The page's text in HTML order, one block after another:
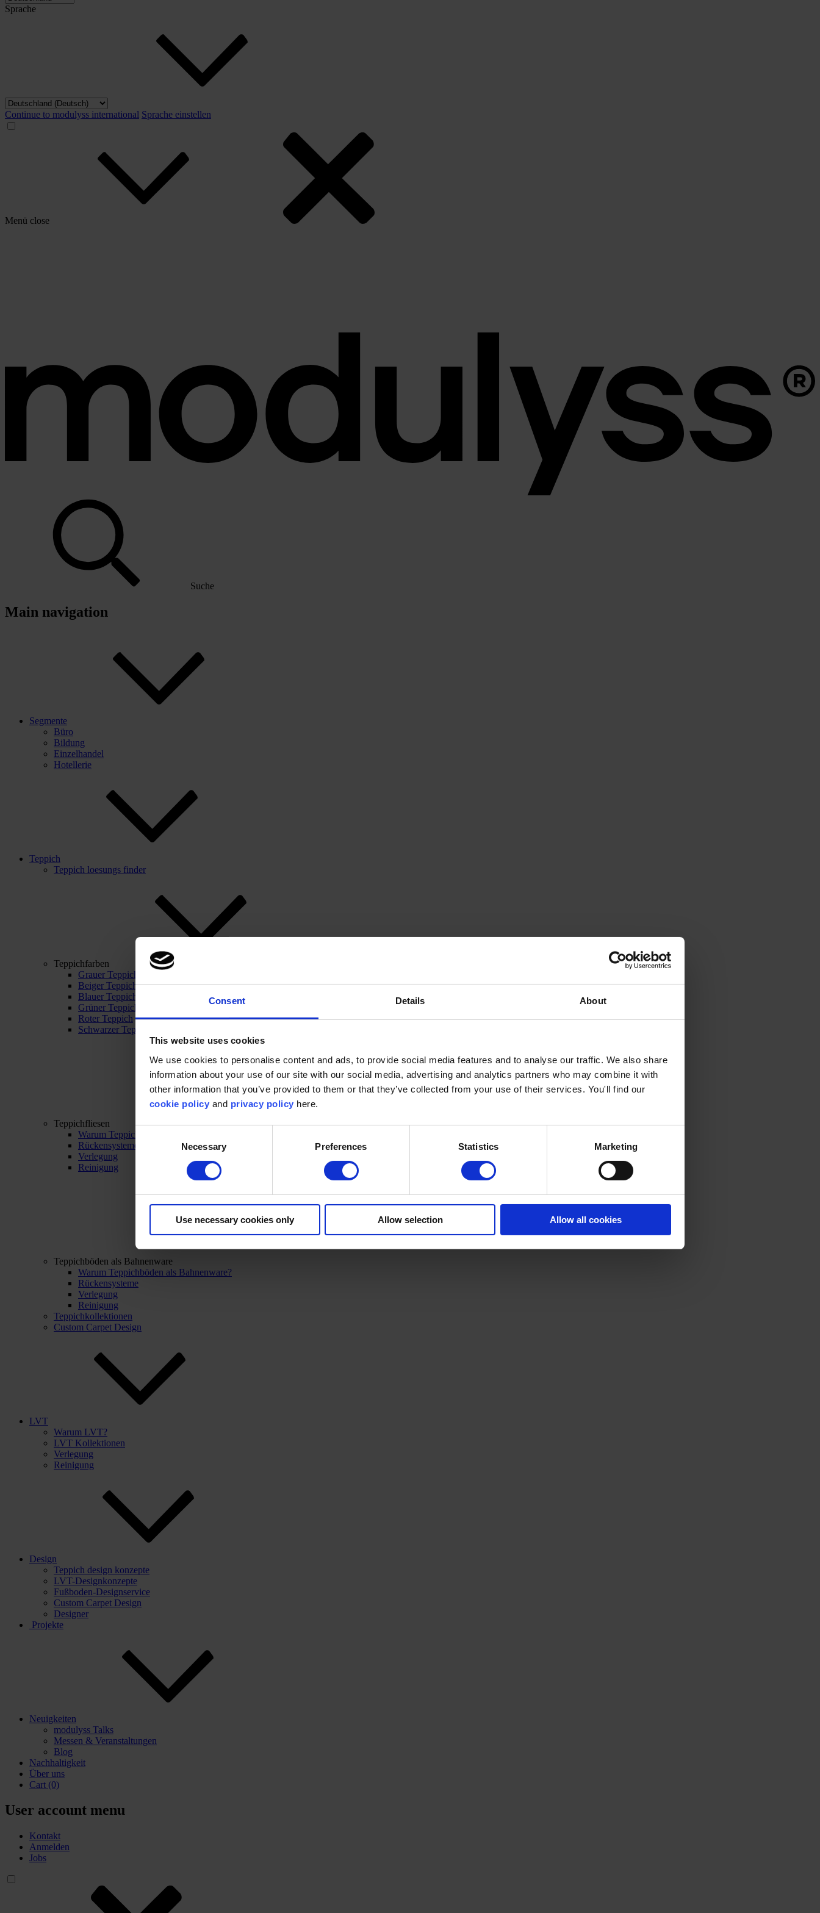
Consent Details About
This website uses cookies
We use cookies to personalise content and ads, to provide social media features and to analyse our traffic. We also share
information about your use of our site with our social media, advertising and analytics partners who may combine it with
other information that you’ve provided to them or that they’ve collected from your use of their services. You'll find our
cookie policy and privacy policy here.
Selection
Necessary Preferences Statistics Marketing
Use necessary cookies only Allow selection Allow all cookies
Sprache
Continue to modulyss international Sprache einstellen
Menü close
Suche
Main navigation
Segmente
Büro
Bildung
Einzelhandel
Hotellerie
Teppich
Teppich loesungs finder
Teppichfarben
Grauer Teppich
Beiger Teppich
Blauer Teppich
Grüner Teppich
Roter Teppich
Schwarzer Teppich
Teppichfliesen
Warum Teppichfliesen?
Rückensysteme
Verlegung
Reinigung
Teppichböden als Bahnenware
Warum Teppichböden als Bahnenware?
Rückensysteme
Verlegung
Reinigung
Teppichkollektionen
Custom Carpet Design
LVT
Warum LVT?
LVT Kollektionen
Verlegung
Reinigung
Design
Teppich design konzepte
LVT-Designkonzepte
Fußboden-Designservice
Custom Carpet Design
Designer
Projekte
Neuigkeiten
modulyss Talks
Messen & Veranstaltungen
Blog
Nachhaltigkeit
Über uns
Cart (0)
User account menu
Kontakt
Anmelden
Jobs